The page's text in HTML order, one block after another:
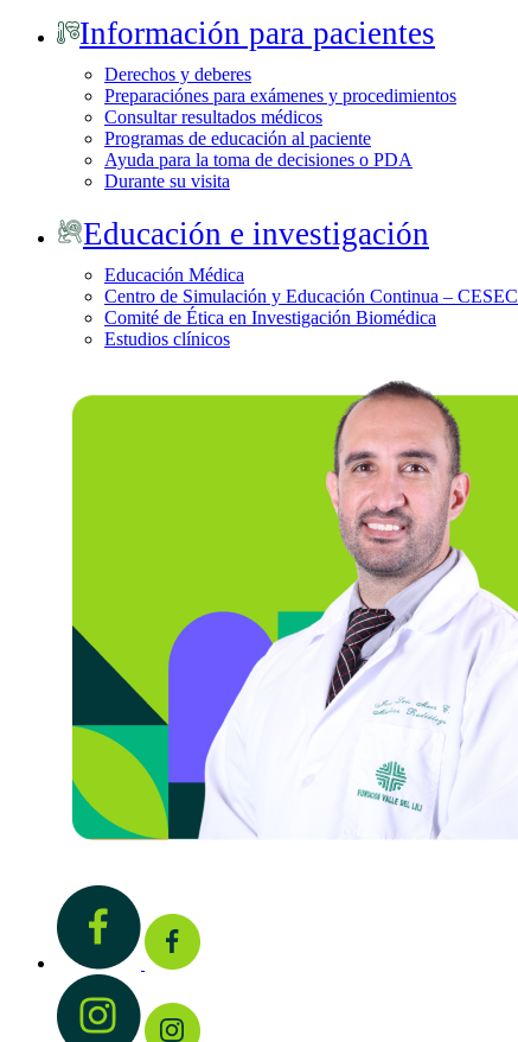
Información para pacientes
Derechos y deberes
Preparaciónes para exámenes y procedimientos
Consultar resultados médicos
Programas de educación al paciente
Ayuda para la toma de decisiones o PDA
Durante su visita
Educación e investigación
Educación Médica
Centro de Simulación y Educación Continua – CESEC
Comité de Ética en Investigación Biomédica
Estudios clínicos